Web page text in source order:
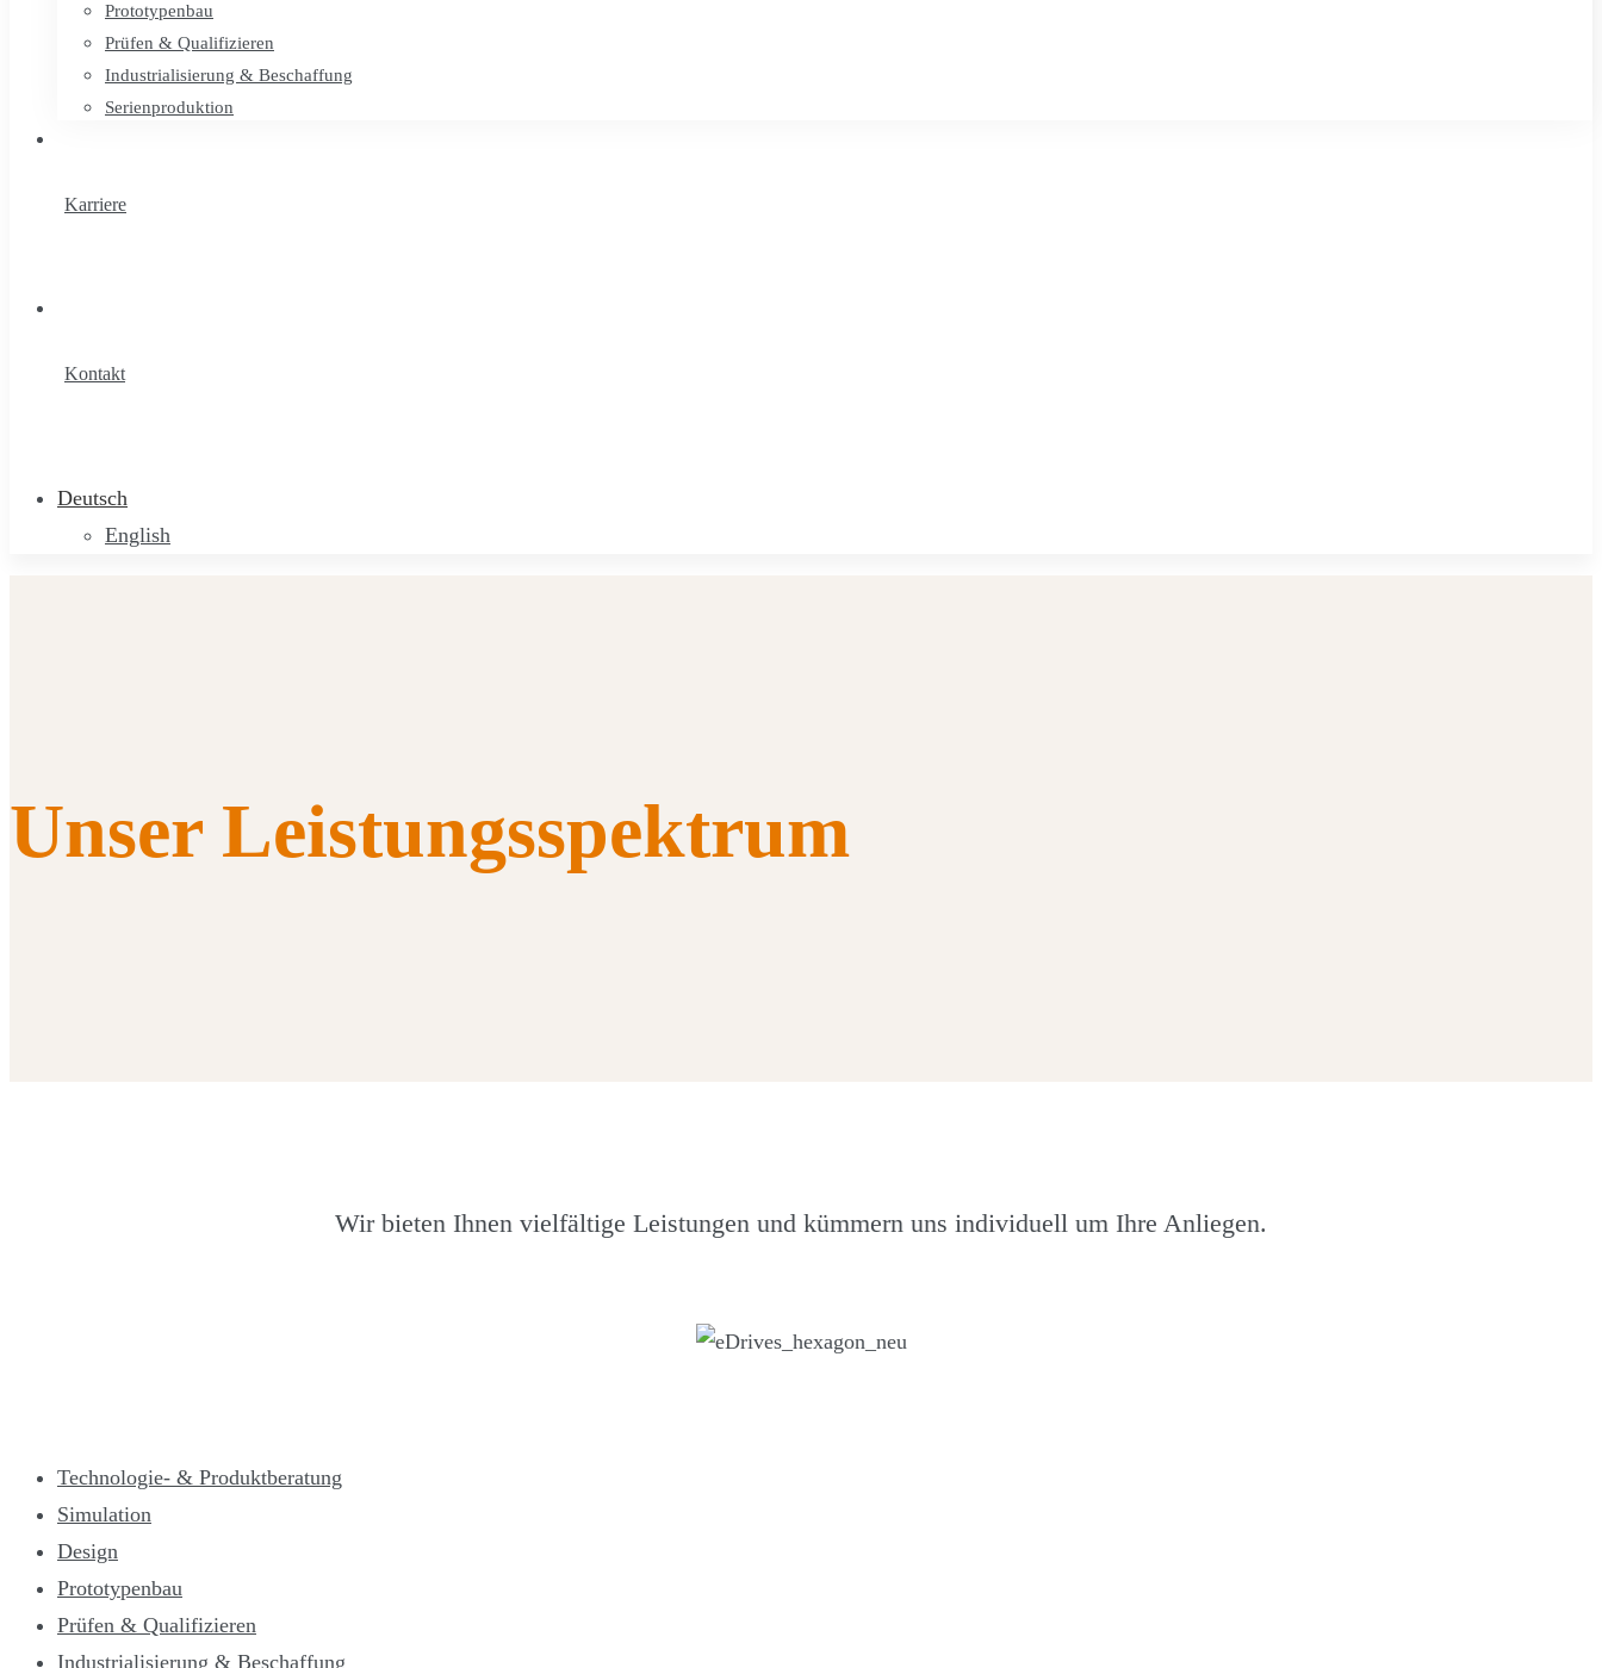
Prototypenbau
Prüfen & Qualifizieren
Industrialisierung & Beschaffung
Serienproduktion
Karriere
Kontakt
Deutsch
English
Unser Leistungsspektrum
LeistungsspektrumWir bieten Ihnen vielfältige Leistungen und kümmern uns individuell um Ihre Anliegen.
Technologie- & Produktberatung
Simulation
Design
Prototypenbau
Prüfen & Qualifizieren
Industrialisierung & Beschaffung